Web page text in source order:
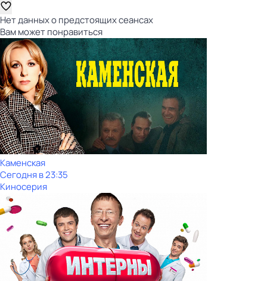
Нет данных о предстоящих сеансах
Вам может понравиться
Каменская
Сегодня в 23:35
Киносерия